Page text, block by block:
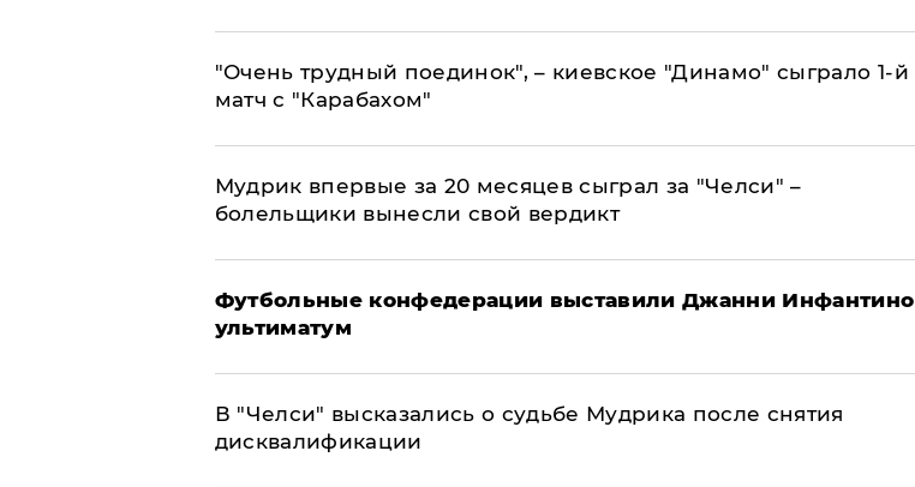
"Очень трудный поединок", – киевское "Динамо" сыграло 1-й
матч с "Карабахом"
Мудрик впервые за 20 месяцев сыграл за "Челси" –
болельщики вынесли свой вердикт
Футбольные конфедерации выставили Джанни Инфантино
ультиматум
В "Челси" высказались о судьбе Мудрика после снятия
дисквалификации